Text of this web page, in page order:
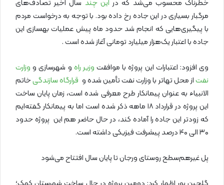
خطرناک محسوب می‌شد که در این چند سال اخیر تصادف‌های
مرگبار بسیاری در این جاده رخ‌ داده بود. با توجه به درخواست مردم
با پیگیری‌هایی که انجام شد حدود ماه پیش عملیات بهسازی این
جاده با اعتبار یک‌هزار میلیارد تومانی آغاز شده است .
وی افزود: اعتبارات این پروژه با موافقت وزیر راه و شهرسازی و وزارت
نفتاز محل تهاتر با وزارت نفت تأمین شده و قرارگاه سازندگیخاتم
الانبیاء به عنوان پیمانکار طرح معرفی شده است، زمان پایان ساخت
این پروژه در قرارداد ۱۸ ماهه ذکر شده است اما به پیمانکار گفته‌ایم
که زودتر این جاده را آماده کند، در حال حاضر هم این پروژه حدود
۳۰ الی ۴۰ درصد پیشرفت فیزیکی داشته است.
پل غیر‌هم‌سطح روستای ورجان تا پایان سال افتتاح می‌شود